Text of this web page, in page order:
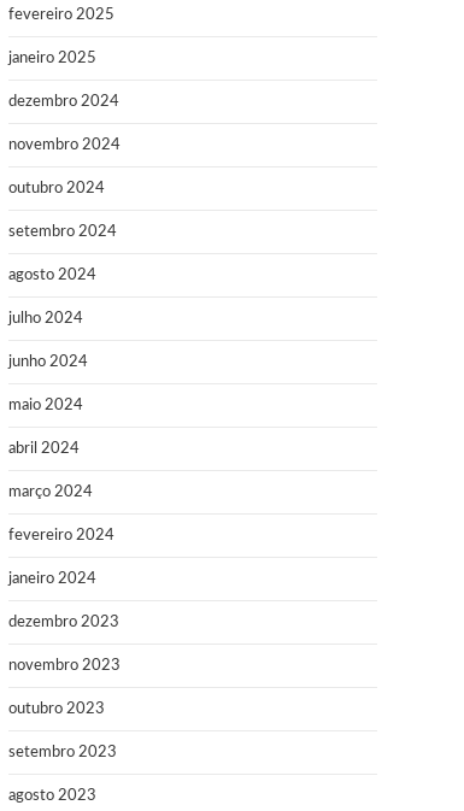
fevereiro 2025
janeiro 2025
dezembro 2024
novembro 2024
outubro 2024
setembro 2024
agosto 2024
julho 2024
junho 2024
maio 2024
abril 2024
março 2024
fevereiro 2024
janeiro 2024
dezembro 2023
novembro 2023
outubro 2023
setembro 2023
agosto 2023